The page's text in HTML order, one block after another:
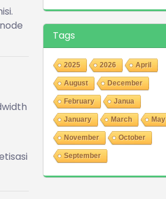
Tags
2025 2026 April
August December
February Janua
January March May
November October
September